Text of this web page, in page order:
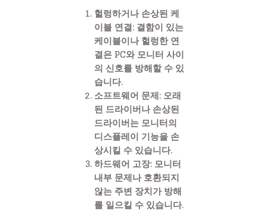
헐렁하거나 손상된 케
이블 연결: 결함이 있는
케이블이나 헐렁한 연
결은 PC와 모니터 사이
의 신호를 방해할 수 있
습니다.
소프트웨어 문제: 오래
된 드라이버나 손상된
드라이버는 모니터의
디스플레이 기능을 손
상시킬 수 있습니다.
하드웨어 고장: 모니터
내부 문제나 호환되지
않는 주변 장치가 방해
를 일으킬 수 있습니다.